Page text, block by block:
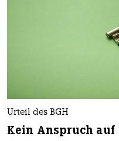
Urteil des BGH
Kein Anspruch